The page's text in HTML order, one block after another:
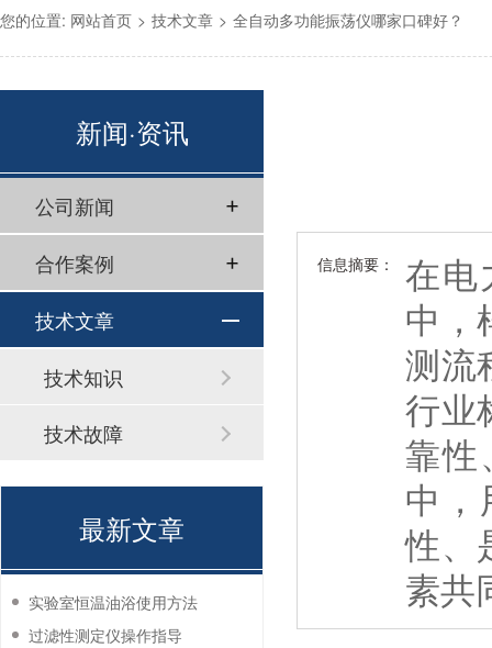
您的位置: 网站首页 > 技术文章 > 全自动多功能振荡仪哪家口碑好？
信息摘要：
在电
中，
测流
行业
靠性
中，
性、
素共
新闻·资讯
公司新闻
合作案例
技术文章
技术知识
技术故障
最新文章
实验室恒温油浴使用方法
过滤性测定仪操作指导